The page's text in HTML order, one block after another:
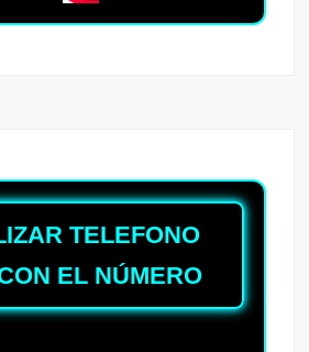
TELEFONO
EL NÚMERO